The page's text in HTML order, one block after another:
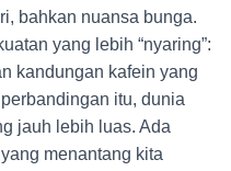
bahkan nuansa bunga.
yang lebih “nyaring”:
kandungan kafein yang
itu, dunia
jauh lebih luas. Ada
menantang kita